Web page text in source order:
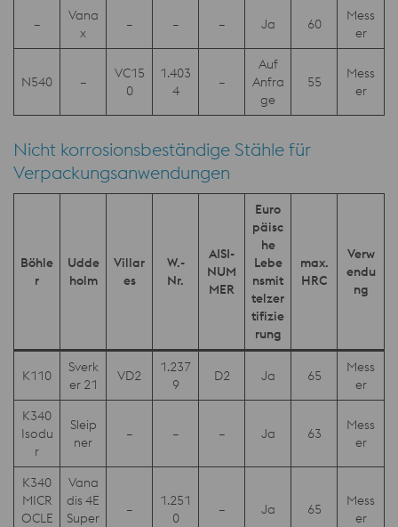
–
Vana
x
– – – Ja 60
Mess
er
N540 –
VC15
0
1.403
4
–
Auf
Anfra
ge
55
Mess
er
Nicht korrosionsbeständige Stähle für
Verpackungsanwendungen
Böhle
r
Udde
holm
Villar
es
W.-
Nr.
AISI-
NUM
MER
Euro
päisc
he
Lebe
nsmit
telzer
tifizie
rung
max.
HRC
Verw
endu
ng
K110
Sverk
er 21
VD2
1.237
9
D2 Ja 65
Mess
er
K340
Isodu
r
Sleip
ner
– – – Ja 63
Mess
er
K340
MICR
OCLE
Vana
dis 4E
Super
–
1.251
0
– Ja 65
Mess
er